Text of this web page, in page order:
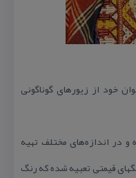
خود از زیورهای گوناگونی
در اندازه‌های مختلف تهیه
قیمتی تعبیه شده كه رنگ